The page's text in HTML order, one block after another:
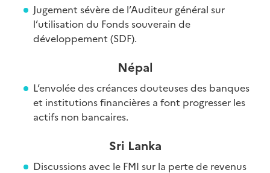
Jugement sévère de l’Auditeur général sur
l’utilisation du Fonds souverain de
développement (SDF).
Népal
L’envolée des créances douteuses des banques
et institutions financières a font progresser les
actifs non bancaires.
Sri Lanka
Discussions avec le FMI sur la perte de revenus